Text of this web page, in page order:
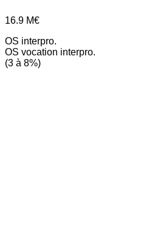
16.9 M€
OS interpro.
OS vocation interpro.
(3 à 8%)